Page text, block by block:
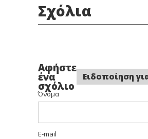
Σχόλια
Αφήστε
ένα
σχόλιο
Ειδοποίηση
Όνομα
E-mail